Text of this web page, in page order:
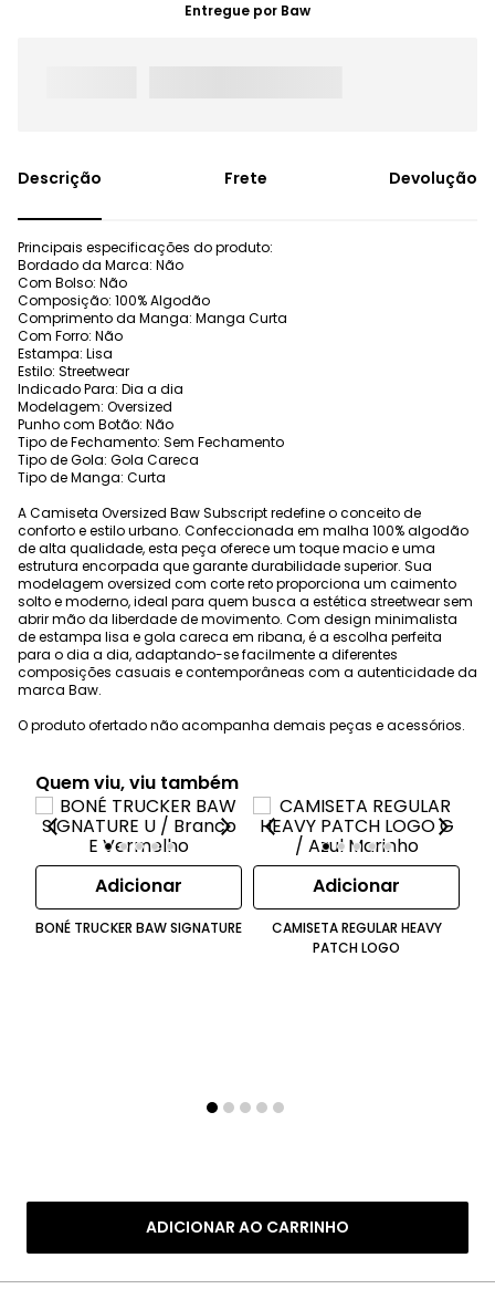
ADICIONAR AO CARRINHO
Entregue por Baw
Frete Devolução
Principais especificações do produto:
Bordado da Marca: Não
Com Bolso: Não
Composição: 100% Algodão
Comprimento da Manga: Manga Curta
Com Forro: Não
Estampa: Lisa
Estilo: Streetwear
Indicado Para: Dia a dia
Modelagem: Oversized
Punho com Botão: Não
Tipo de Fechamento: Sem Fechamento
Tipo de Gola: Gola Careca
Tipo de Manga: Curta
A Camiseta Oversized Baw Subscript redefine o conceito de
conforto e estilo urbano. Confeccionada em malha 100% algodão
de alta qualidade, esta peça oferece um toque macio e uma
estrutura encorpada que garante durabilidade superior. Sua
modelagem oversized com corte reto proporciona um caimento
solto e moderno, ideal para quem busca a estética streetwear sem
abrir mão da liberdade de movimento. Com design minimalista
de estampa lisa e gola careca em ribana, é a escolha perfeita
para o dia a dia, adaptando-se facilmente a diferentes
composições casuais e contemporâneas com a autenticidade da
marca Baw.
O produto ofertado não acompanha demais peças e acessórios.
Quem viu, viu também
Adicionar
BONÉ TRUCKER BAW SIGNATURE
Adicionar
CAMISETA REGULAR HEAVY
PATCH LOGO